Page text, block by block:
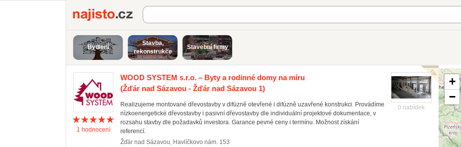
Najisto.cz
Bydlení
Stavba,
rekonstrukce
Stavební firmy
WOOD SYSTEM s.r.o. – Byty a rodinné domy na míru
(Žďár nad Sázavou - Žďár nad Sázavou 1)
1 hodnocení
Realizujeme montované dřevostavby v difúzně otevřené i difúzně uzavřené konstrukci. Provádíme
nízkoenergetické dřevostavby i pasivní dřevostavby dle individuální projektové dokumentace, v
rozsahu stavby dle požadavků investora. Garance pevné ceny i termínu. Možnost získání
referencí.
Žďár nad Sázavou, Havlíčkovo nám. 153
0 nabídek
+
−